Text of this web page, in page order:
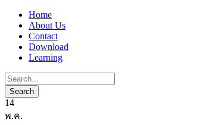
Home
About Us
Contact
Download
Learning
14
พ.ค.